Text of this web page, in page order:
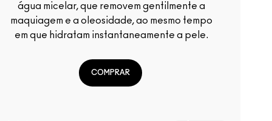
água micelar, que removem gentilmente a
maquiagem e a oleosidade, ao mesmo tempo
em que hidratam instantaneamente a pele.
COMPRAR